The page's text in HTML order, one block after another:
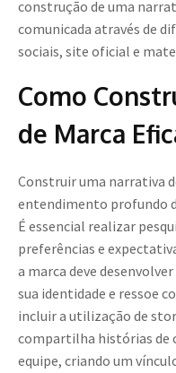
construção de uma
comunicada através de
sociais, site oficial e
Como
de Marca
Construir uma narrativa
entendimento profundo
É essencial realizar
preferências e
a marca deve
sua identidade e ressoe
incluir a utilização de
compartilha histórias de
equipe, criando um